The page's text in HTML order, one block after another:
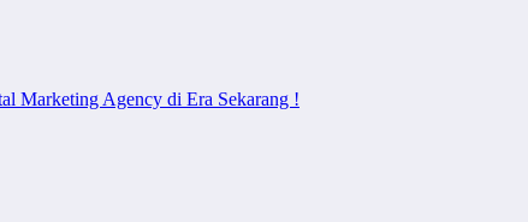
Marketing Agency di Era Sekarang !